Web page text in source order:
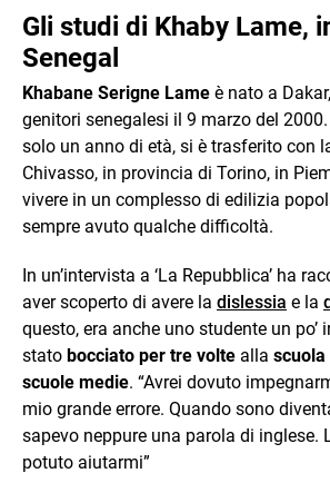
Gli studi di Khaby Lame,
Senegal
Khabane Serigne Lame è nato a
genitori senegalesi il 9 marzo del
solo un anno di età, si è trasferito con
Chivasso, in provincia di Torino, in
vivere in un complesso di edilizia
sempre avuto qualche difficoltà.
In un’intervista a ‘La Repubblica’ ha
aver scoperto di avere la dislessia e la
questo, era anche uno studente un po’
stato bocciato per tre volte alla
scuole medie. “Avrei dovuto
mio grande errore. Quando sono
sapevo neppure una parola di inglese.
potuto aiutarmi”